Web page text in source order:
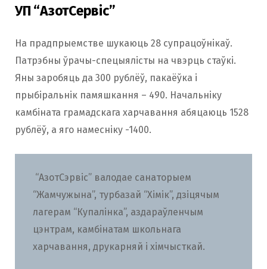
УП “АзотСервіс”
На прадпрыемстве шукаюць 28 супрацоўнікаў.
Патрэбны ўрачы-спецыялісты на чвэрць стаўкі.
Яны заробяць да 300 рублёў, пакаёўка і
прыбіральнік памяшкання – 490. Начальніку
камбіната грамадскага харчавання абяцаюць 1528
рублёў, а яго намесніку -1400.
“АзотСэрвіс” валодае санаторыем
“Жамчужына”, турбазай “Хімік”, дзіцячым
лагерам “Купалінка”, аздараўленчым
цэнтрам, камбінатам школьнага
харчавання, друкарняй і хімчысткай.